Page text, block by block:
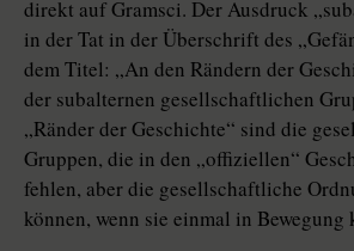
direkt auf Gramsci. Der Ausdruck
in der Tat in der Überschrift des
dem Titel: „An den Rändern der
der subalternen gesellschaftlichen
„Ränder der Geschichte“ sind die
Gruppen, die in den „offiziellen“
fehlen, aber die gesellschaftliche
können, wenn sie einmal in Bewegung